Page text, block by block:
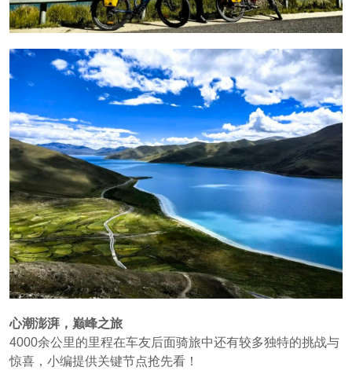
心潮澎湃，巅峰之旅
4000余公里的里程在车友后面骑旅中还有较多独特的挑战与
惊喜，小编提供关键节点抢先看！